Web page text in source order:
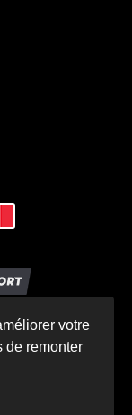
- 2025
votre
de remonter